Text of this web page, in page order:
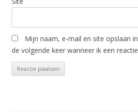
Mijn naam, e-mail en site opslaan
de volgende keer wanneer ik een